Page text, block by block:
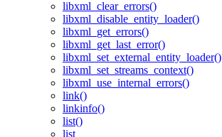
libxml_clear_errors()
libxml_disable_entity_loader()
libxml_get_errors()
libxml_get_last_error()
libxml_set_external_entity_loader()
libxml_set_streams_context()
libxml_use_internal_errors()
link()
linkinfo()
list()
list